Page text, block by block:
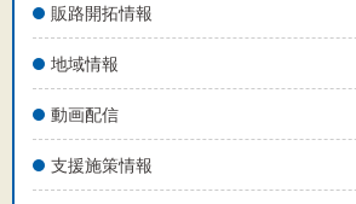
販路開拓情報
地域情報
動画配信
支援施策情報